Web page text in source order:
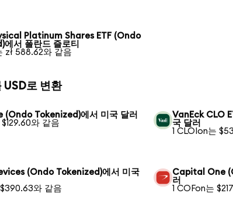
Platinum Shares ETF (Ondo
서 폴란드 즐로티
zł 588.62와 같음
USD로 변환
(Ondo Tokenized)에서 미국 달러
와 같음
VanEck CLO
국 달러
1 CLOIon는
(Ondo Tokenized)에서 미국
와 같음
Capital One
러
1 COFon는